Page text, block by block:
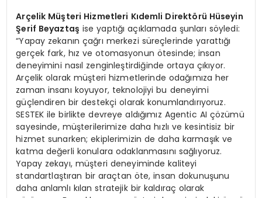
Arçelik Müşteri Hizmetleri Kıdemli Direktörü Hüseyin
Şerif Beyaztaş ise yaptığı açıklamada şunları söyledi:
“Yapay zekanın çağrı merkezi süreçlerinde yarattığı
gerçek fark, hız ve otomasyonun ötesinde; insan
deneyimini nasıl zenginleştirdiğinde ortaya çıkıyor.
Arçelik olarak müşteri hizmetlerinde odağımıza her
zaman insanı koyuyor, teknolojiyi bu deneyimi
güçlendiren bir destekçi olarak konumlandırıyoruz.
SESTEK ile birlikte devreye aldığımız Agentic AI çözümü
sayesinde, müşterilerimize daha hızlı ve kesintisiz bir
hizmet sunarken; ekiplerimizin de daha karmaşık ve
katma değerli konulara odaklanmasını sağlıyoruz.
Yapay zekayı, müşteri deneyiminde kaliteyi
standartlaştıran bir araçtan öte, insan dokunuşunu
daha anlamlı kılan stratejik bir kaldıraç olarak